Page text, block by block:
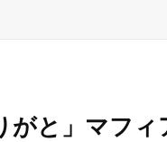
がと」マフ